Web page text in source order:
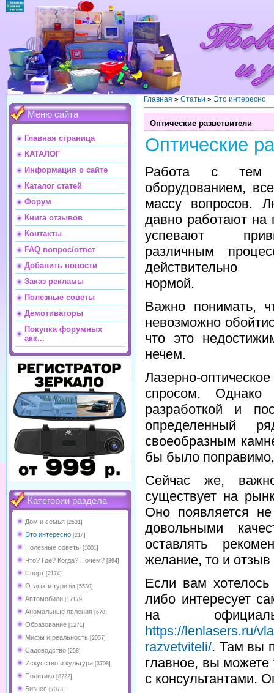
Меню сайта
Главная страница
КАТАЛОГ
Информация о сайте
Каталог статей
Форум
Книга отзывов
Контакты
FAQ вопрос/ответ
Добавить новости
Заказ рекламы
Полезные советы
Демотиваторы
Покупка форумных
акк...
Категории раздела
Дом и семья [2531]
Это интересно [214]
Полезные советы [1001]
Что? Где? Когда? Почём? [394]
Спорт [2174]
Отдых и туризм [5530]
Автомобили [17179]
Аномальные явления [678]
Образование [1271]
Мифы и реальность [2057]
Садоводство [258]
Искусство и культура [3708]
Политика [8222]
Бизнес [7073]
Главная » Статьи » Это интересно
Оптические разветвители
Оптические
Работа с
оборудованием,
массу вопросов.
давно работают на
успевают
различным
действительно
нормой.
Важно понимать,
невозможно
что это
нечем.
Лазерно-
спросом. Однако
разработкой и
определенный
своеобразным
бы было
Сейчас же,
существует на
Оно появляется
довольными
оставлять
желание, то и отзыв
Если вам
либо интересует
на
https://lenlasers.ru/
razvetviteli/. Там вы
главное, вы можете
с консультантами.